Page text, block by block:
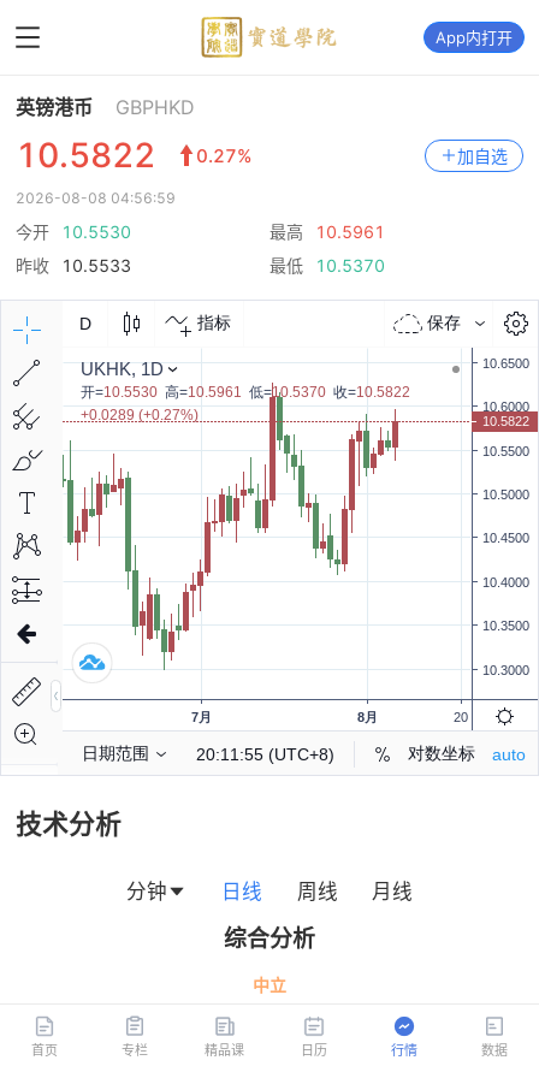
App内打开
英镑港币 GBPHKD
10.5822 0.27% 加自选
2026-08-08 04:56:59
今开 10.5530 最高
10.5961
昨收
10.5533 最低 10.5370
技术分析
分钟 日线 周线 月线
综合分析
首页 专栏 精品课 日历 行情 数据